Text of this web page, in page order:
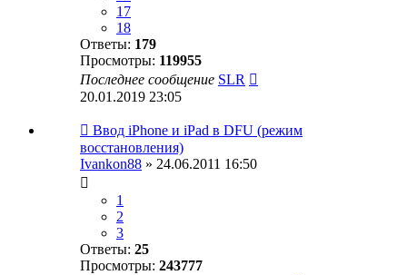
17
18
Ответы: 179
Просмотры: 119955
Последнее сообщение SLR
20.01.2019 23:05
Ввод iPhone и iPad в DFU (режим
восстановления)
Ivankon88 » 24.06.2011 16:50
1
2
3
Ответы: 25
Просмотры: 243777